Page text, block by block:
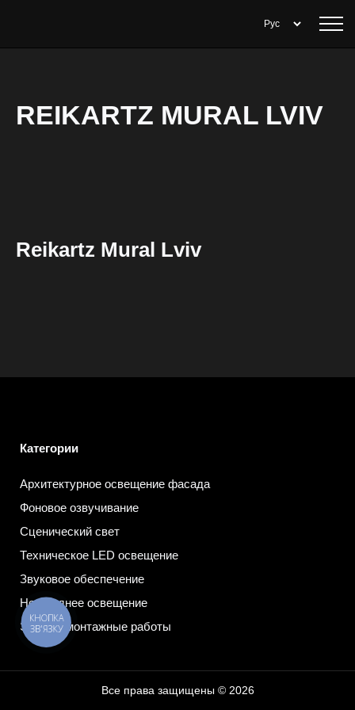
REIKARTZ MURAL LVIV
Reikartz Mural Lviv
Категории
Архитектурное освещение фасада
Фоновое озвучивание
Сценический свет
Техническое LED освещение
Звуковое обеспечение
Новогоднее освещение
Электромонтажные работы
Все права защищены © 2026
КНОПКА
ЗВ'ЯЗКУ